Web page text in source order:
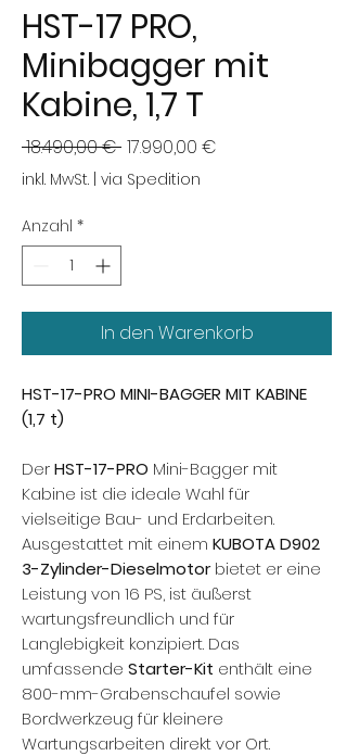
HST-17 PRO,
Minibagger mit
Kabine, 1,7 T
18.490,00 € Standardpreis
17.990,00 €
inkl. MwSt. | via Spedition
Anzahl *
In den Warenkorb
HST-17-PRO MINI-BAGGER MIT KABINE
(1,7 t)
DerHST-17-PRO Mini-Bagger mit
Kabine ist die ideale Wahl für
vielseitige Bau- und Erdarbeiten.
Ausgestattet mit einem KUBOTA D902
3-Zylinder-Dieselmotorbietet er eine
Leistung von 16 PS, ist äußerst
wartungsfreundlich und für
Langlebigkeit konzipiert. Das
umfassende Starter-Kit enthält eine
800-mm-Grabenschaufel sowie
Bordwerkzeug für kleinere
Wartungsarbeiten direkt vor Ort.